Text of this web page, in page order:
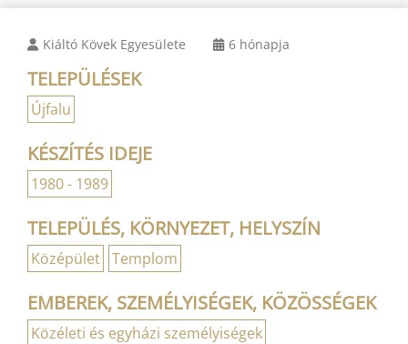
Kiáltó Kövek Egyesülete 6 hónapja
TELEPÜLÉSEK
Újfalu
KÉSZÍTÉS IDEJE
1980 - 1989
TELEPÜLÉS, KÖRNYEZET, HELYSZÍN
Középület Templom
EMBEREK, SZEMÉLYISÉGEK, KÖZÖSSÉGEK
Közéleti és egyházi személyiségek